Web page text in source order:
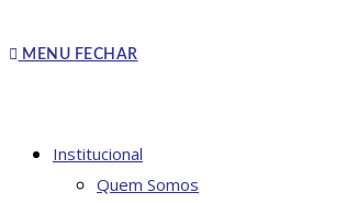
MENU FECHAR
Institucional
Quem Somos